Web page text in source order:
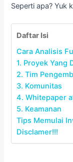
Seperti apa? Yuk
Daftar Isi
Cara Analisis
1. Proyek Yang
2. Tim
3. Komunitas
4. Whitepaper
5. Keamanan
Tips Memulai
Disclamer!!!